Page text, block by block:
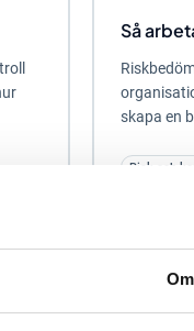
Om
Så
skapa en
Risk och